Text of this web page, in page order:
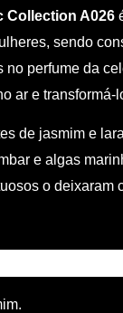
Collection A026
sendo
no perfume da
ar e
de jasmim e
e algas
o deixaram